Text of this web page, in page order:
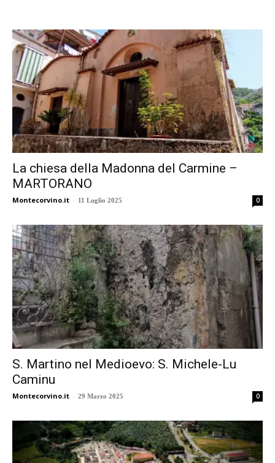
La chiesa della Madonna del Carmine –
MARTORANO
Montecorvino.it - 11 Luglio 2025 0
S. Martino nel Medioevo: S. Michele-Lu
Caminu
Montecorvino.it - 29 Marzo 2025 0